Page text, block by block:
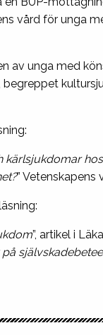
vård för unga
av unga med
begreppet
kärlsjukdomar
” Vetenskapens
”, artikel i